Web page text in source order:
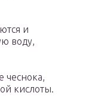
и
воду,
чеснока,
кислоты.